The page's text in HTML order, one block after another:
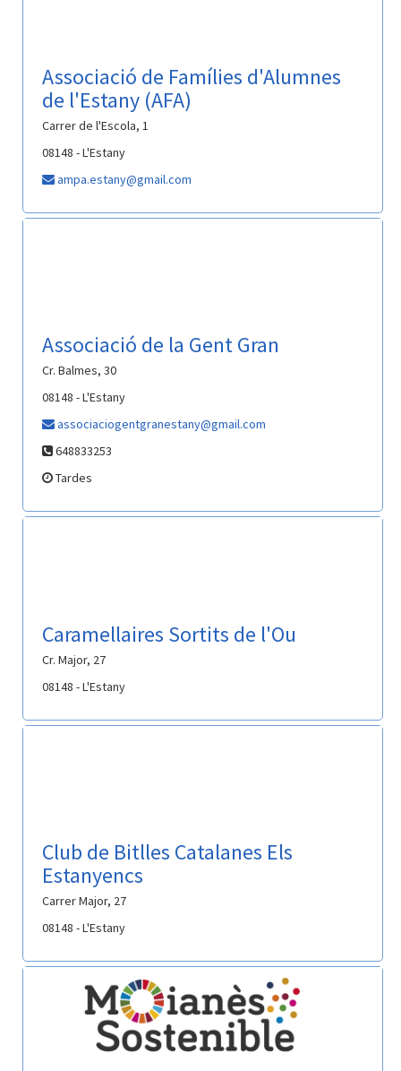
Associació de Famílies d'Alumnes
de l'Estany (AFA)
Carrer de l'Escola, 1
08148 - L'Estany
ampa.estany@gmail.com
Associació de la Gent Gran
Cr. Balmes, 30
08148 - L'Estany
associaciogentgranestany@gmail.com
648833253
Tardes
Caramellaires Sortits de l'Ou
Cr. Major, 27
08148 - L'Estany
Club de Bitlles Catalanes Els
Estanyencs
Carrer Major, 27
08148 - L'Estany